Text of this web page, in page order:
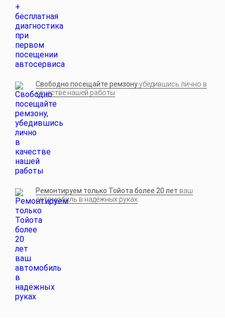
Свободно посещайте ремзонуубедившись лично в
качестве нашей работы
Ремонтируем только Тойота более 20 лет ваш
автомобиль в надёжных руках